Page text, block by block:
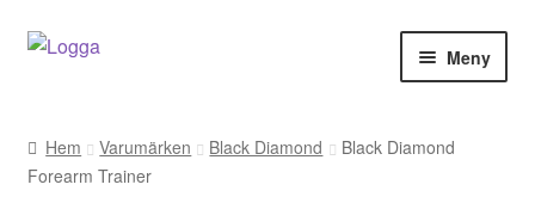
Hoppa
Hoppa
Meny
Kontakt
Hem Varumärken Black Diamond
Black Diamond
Forearm Trainer